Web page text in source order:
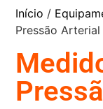
Início /
Pressão Arterial